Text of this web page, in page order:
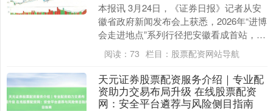
本报讯 3月24日，《证券日报》记者从安
徽省政府新闻发布会上获悉，2026年“进博
会走进地点”系列行径把安徽看成首站，将
于3月30日至4月1日在合肥等地举办。
本....
阅读： 73 栏目： 股票配资网站导航
天元证券股票配资服务介绍｜专业配
资助力交易布局升级 在线股票配资
网：安全平台遴荐与风险侧目指南